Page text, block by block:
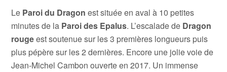
Le Paroi du Dragon est située en aval à 10 petites
minutes de la Paroi des Epalus. L’escalade de Dragon
rougeest soutenue sur les 3 premières longueurs puis
plus pépère sur les 2 dernières. Encore une jolie voie de
Jean-Michel Cambon ouverte en 2017. Un immense